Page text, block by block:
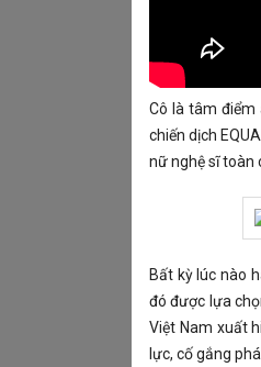
Cô là tâm
chiến dịch
nữ nghệ sĩ toàn
Bất kỳ lúc nào
đó được lựa
Việt Nam xuất
lực, cố gắng